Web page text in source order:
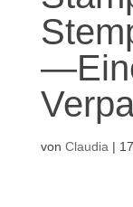
von Claudia |